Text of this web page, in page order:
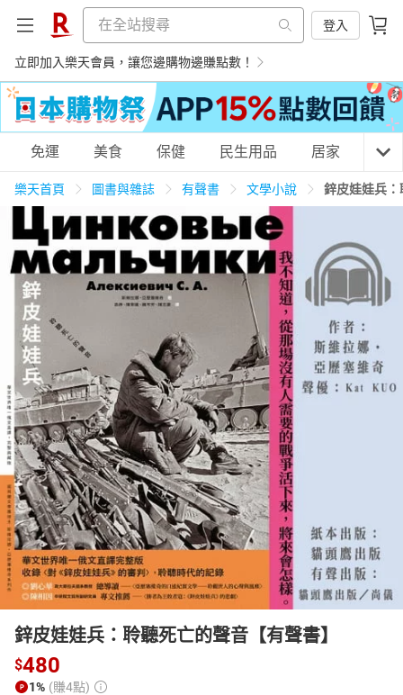
登入
立即加入樂天會員，讓您邊購物邊賺點數！
購物網分類
天天免運 美食蛋糕 養生保健 民生用品
居家生活 運動休閒 親子玩具
女裝 男裝 化妝保養 情趣用品
日本購物 電子/紙本書
HOT
免運 美食 保健 民生用品 居家 3C
樂天首頁 圖書與雜誌 有聲書 文學小說 鋅皮娃娃兵
鋅皮娃娃兵：聆聽死亡的聲音【有聲書】
$480
1% (賺4點)